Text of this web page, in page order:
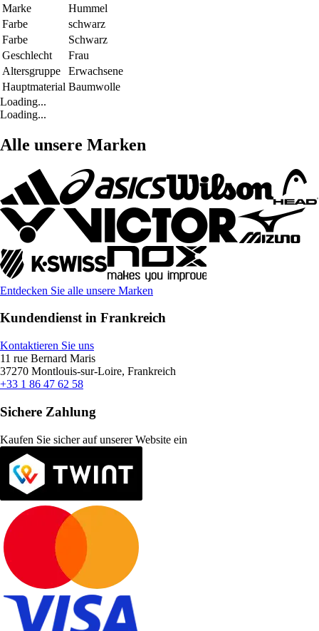
Marke
Hummel
Farbe
schwarz
Farbe
Schwarz
Geschlecht
Frau
Altersgruppe
Erwachsene
Hauptmaterial Baumwolle
Loading...
Loading...
Alle unsere Marken
Entdecken Sie alle unsere Marken
Kundendienst in Frankreich
Kontaktieren Sie uns
11 rue Bernard Maris
37270 Montlouis-sur-Loire, Frankreich
+33 1 86 47 62 58
Sichere Zahlung
Kaufen Sie sicher auf unserer Website ein